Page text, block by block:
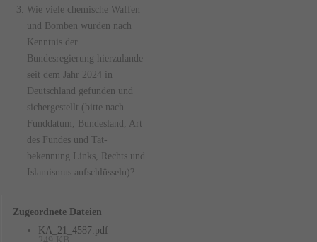
Wie viele chemische Waffen
und Bomben wurden nach
Kenntnis der
Bundesregierung hierzulande
seit dem Jahr 2024 in
Deutschland gefunden und
sichergestellt (bitte nach
Funddatum, Bundesland, Art
des Fundes und Tat-
bekennung Links, Rechts und
Islamismus aufschlüsseln)?
Zugeordnete Dateien
KA_21_4587.pdf
249 KB